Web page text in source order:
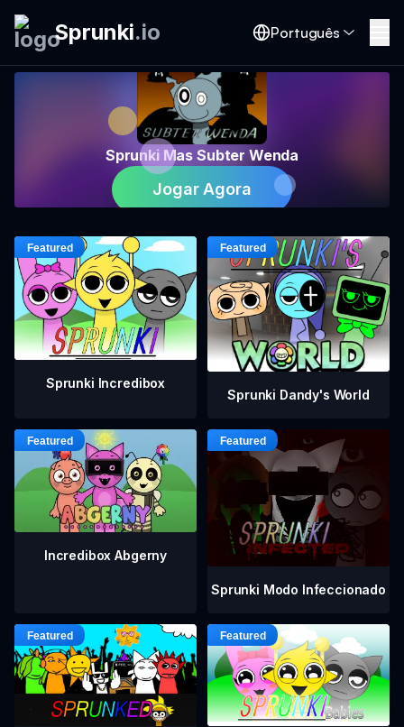
Sprunki.io Português
Sprunki Mas Subter Wenda
Jogar Agora
Sprunki Incredibox
Sprunki Dandy's World
Incredibox Abgerny
Sprunki Modo Infeccionado